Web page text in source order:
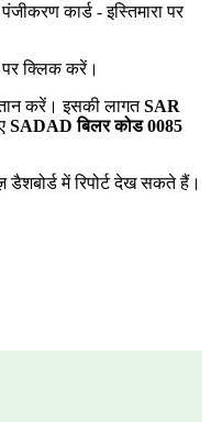
कार्ड - इस्तिमारा पर
क्लिक करें।
करें। इसकी लागतSAR
SADAD बिलर कोड 0085
में रिपोर्ट देख सकते हैं।